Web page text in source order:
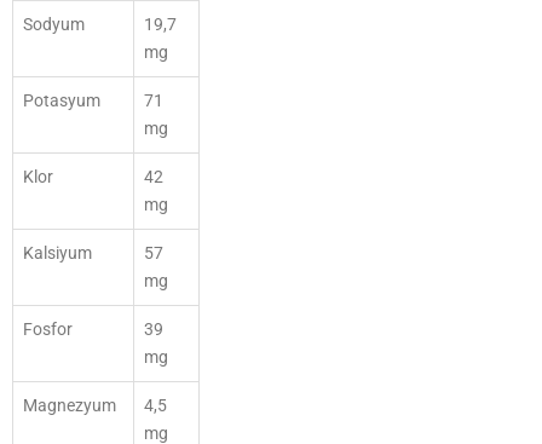
Sodyum
19,7
mg
Potasyum
71
mg
Klor
42
mg
Kalsiyum
57
mg
Fosfor
39
mg
Magnezyum
4,5
mg